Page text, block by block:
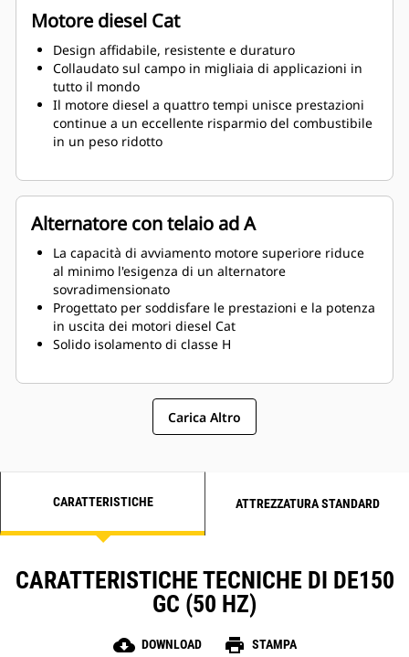
Motore diesel Cat
Design affidabile, resistente e duraturo
Collaudato sul campo in migliaia di applicazioni in
tutto il mondo
Il motore diesel a quattro tempi unisce prestazioni
continue a un eccellente risparmio del combustibile
in un peso ridotto
Alternatore con telaio ad A
La capacità di avviamento motore superiore riduce
al minimo l'esigenza di un alternatore
sovradimensionato
Progettato per soddisfare le prestazioni e la potenza
in uscita dei motori diesel Cat
Solido isolamento di classe H
Carica Altro
CARATTERISTICHE ATTREZZATURA STANDARD
CARATTERISTICHE TECNICHE DI DE150
GC (50 HZ)
cloud_download DOWNLOAD print STAMPA